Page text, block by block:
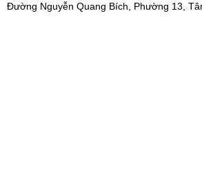
Đường Nguyễn Quang Bích, Phường 13,